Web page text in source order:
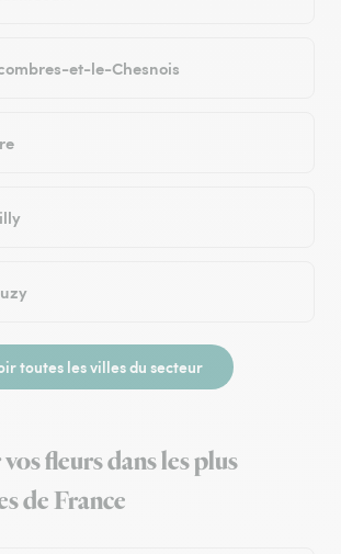
et-le-Chesnois
toutes les villes du secteur
fleurs dans les plus
de France